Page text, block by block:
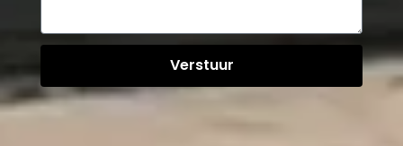
Verstuur